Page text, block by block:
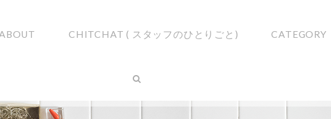
CHITCHAT ( スタッフのひとりごと) CATEGORY